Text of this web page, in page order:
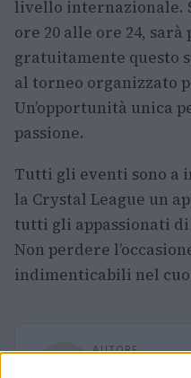
livello internazionale.
ore 20 alle ore 24,
gratuitamente questo
al torneo organizzato
Un’opportunità unica
passione.
Tutti gli eventi sono a
la Crystal League un
tutti gli appassionati
Non perdere
indimenticabili nel
AUTORE